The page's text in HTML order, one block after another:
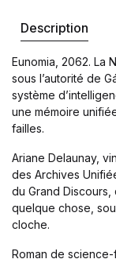
Description
Eunomia, 2062. La
sous l’autorité de
système
une mémoire
failles.
Ariane Delaunay,
des Archives
du Grand
quelque chose,
cloche.
Roman de